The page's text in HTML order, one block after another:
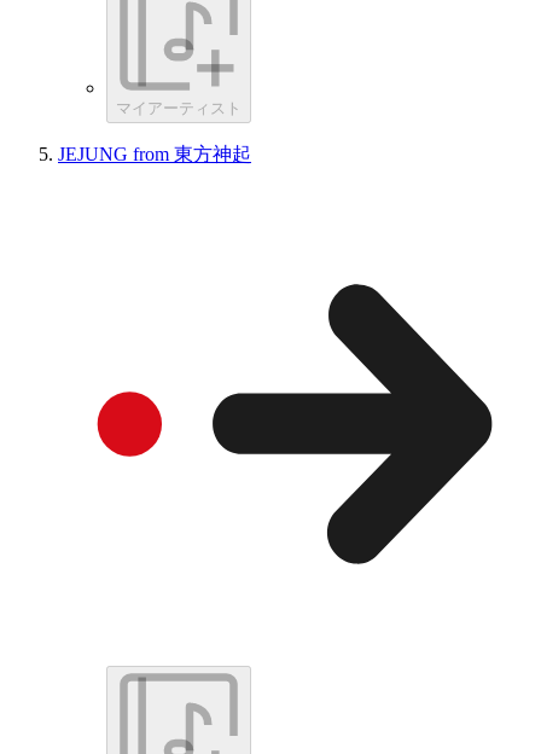
マイアーティスト
JEJUNG from 東方神起